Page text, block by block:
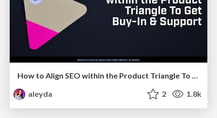
aleyda
2 1.8k